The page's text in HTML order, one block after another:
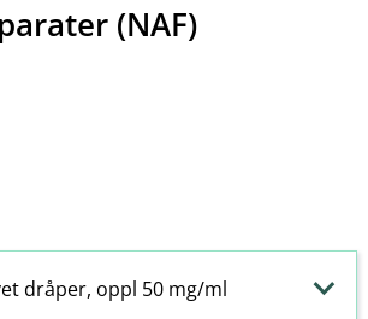
(NAF)
dråper, oppl 50 mg/ml